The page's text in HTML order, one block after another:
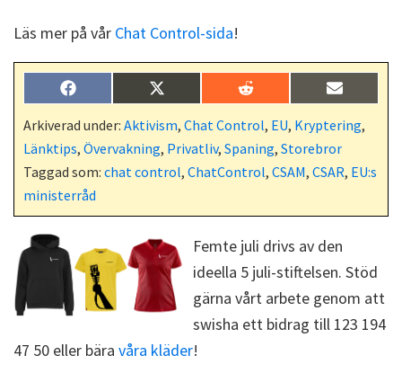
Läs mer på vår Chat Control-sida!
Dela
på
F
a
c
b
o
o
k
Dela
på
X
(
T
t
t
Dela
på
R
e
d
i
t
Dela
på
E
-
p
s
t
Arkiverad under: Aktivism, Chat Control, EU, Kryptering,
Länktips, Övervakning, Privatliv, Spaning, Storebror
Taggad som: chat control, ChatControl, CSAM, CSAR, EU:s
ministerråd
Femte juli drivs av den
ideella 5 juli-stiftelsen. Stöd
gärna vårt arbete genom att
swisha ett bidrag till 123 194
47 50 eller bära våra kläder!